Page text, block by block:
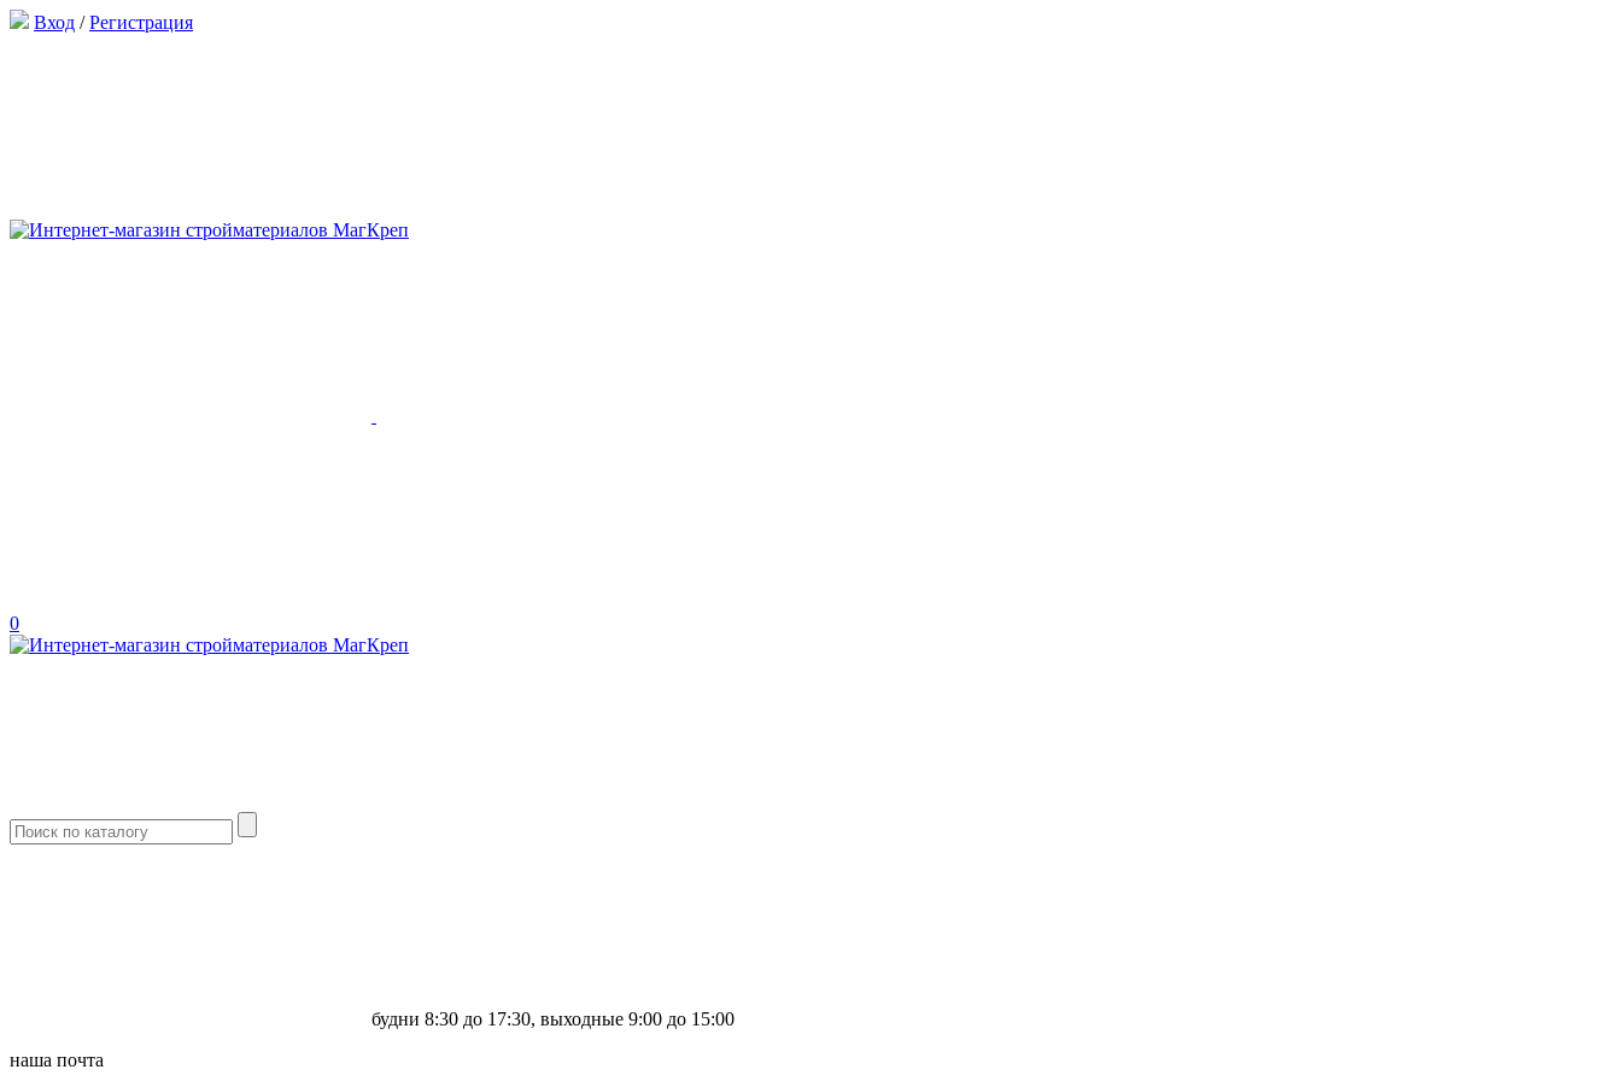
Вход /Регистрация
0
будни 8:30 до 17:30, выходные 9:00 до 15:00
наша почта